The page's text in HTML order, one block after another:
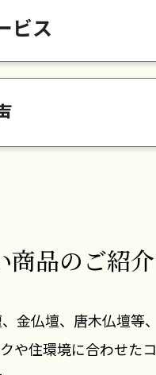
ビス
商品のご紹介
金仏壇、唐木仏壇等
や住環境に合わせた